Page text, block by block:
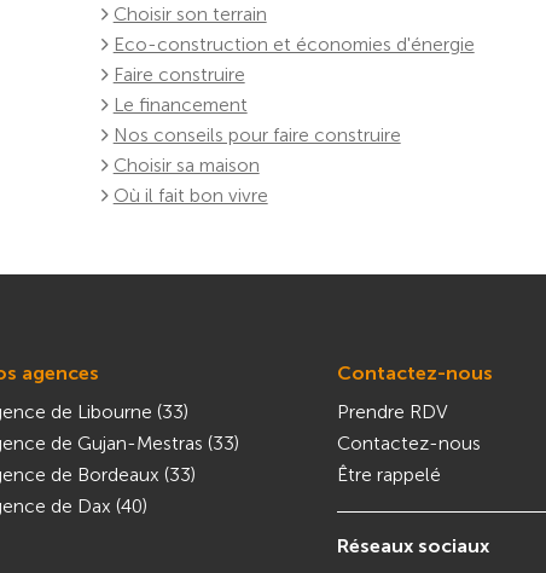
Choisir son terrain
Eco-construction et économies d'énergie
Faire construire
Le financement
Nos conseils pour faire construire
Choisir sa maison
Où il fait bon vivre
agences
de Libourne (33)
de Gujan-Mestras (33)
de Bordeaux (33)
de Dax (40)
Contactez-nous
Prendre RDV
Contactez-nous
Être rappelé
Réseaux sociaux